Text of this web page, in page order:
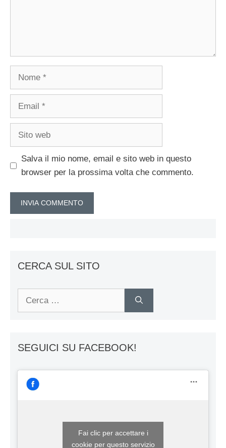
Nome
Email
Sito
Salva il mio nome, email e sito web in questo
browser per la prossima volta che commento.
CERCA SUL SITO
Ricerca
SEGUICI SU FACEBOOK!
Fai clic per accettare i
cookie per questo servizio